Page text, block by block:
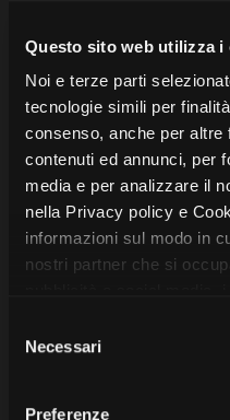
Questo sito web utilizza i
Noi e terze parti
tecnologie simili per
consenso, anche per
contenuti ed annunci, per
media e per analizzare il
nella Privacy policy e
informazioni sul modo in
nostri partner che si
raccolto dal suo utilizzo
prestare, rifiutare o
momento. Puoi
Necessari
Preferenze
Ceresole Reale (TO)
PANORAMICI